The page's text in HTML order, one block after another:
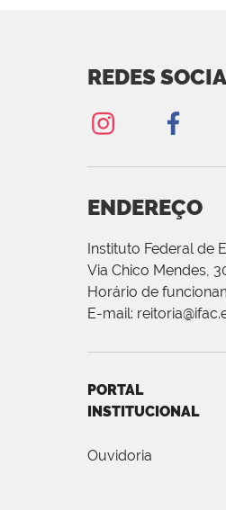
REDES
ENDEREÇO
Instituto Federal de
Via Chico Mendes,
Horário de
E-mail:
PORTAL
INSTITUCIONAL
Ouvidoria